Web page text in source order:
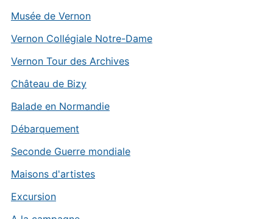
Musée de Vernon
Vernon Collégiale Notre-Dame
Vernon Tour des Archives
Château de Bizy
Balade en Normandie
Débarquement
Seconde Guerre mondiale
Maisons d'artistes
Excursion